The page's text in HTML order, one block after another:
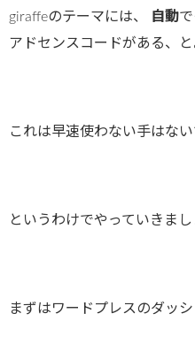
giraffeのテーマには、 自動
アドセンスコードがある、と
これは早速使わない手はない
というわけでやっていきまし
まずはワードプレスのダッ